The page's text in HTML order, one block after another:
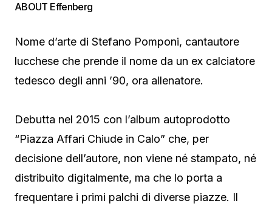
ABOUT Effenberg
Nome d’arte di Stefano Pomponi, cantautore
lucchese che prende il nome da un ex calciatore
tedesco degli anni ’90, ora allenatore.
Debutta nel 2015 con l’album autoprodotto
“Piazza Affari Chiude in Calo” che, per
decisione dell’autore, non viene né stampato, né
distribuito digitalmente, ma che lo porta a
frequentare i primi palchi di diverse piazze. Il